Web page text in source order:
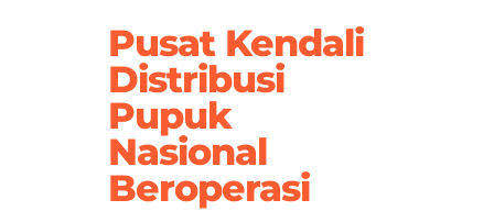
Pusat Kendali
Distribusi
Pupuk
Nasional
Beroperasi